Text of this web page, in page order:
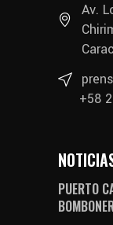
Av.
+58
PUERTO